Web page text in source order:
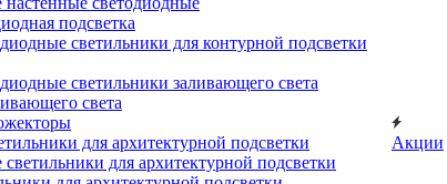
подсветка
светильники для контурной подсветки
светильники заливающего света
света
для архитектурной подсветки
для архитектурной подсветки
Акции